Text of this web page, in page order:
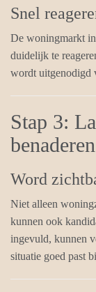
Snel
De woningmarkt
duidelijk te
wordt uitgenodigd
Stap 3:
benaderen
Word
Niet alleen
kunnen ook
ingevuld, kunnen
situatie goed past